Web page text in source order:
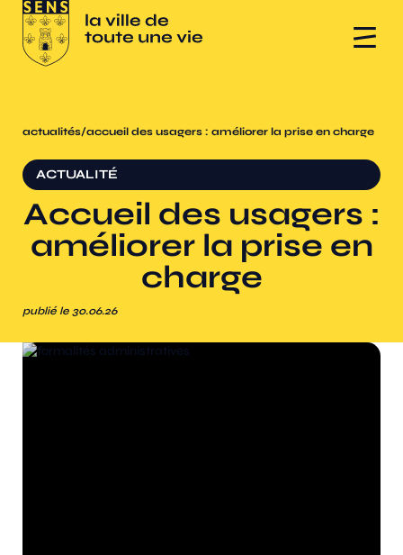
actualités/accueil des usagers : améliorer la prise en charge
ACTUALITÉ
Accueil des usagers :
améliorer la prise en
charge
publié le 30.06.26